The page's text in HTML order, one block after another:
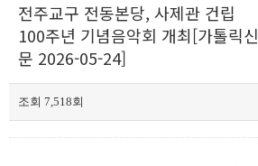
전주교구 전동본당, 사제관 건립
100주년 기념음악회 개최[가톨릭신
문 2026-05-24]
조회 7,518회